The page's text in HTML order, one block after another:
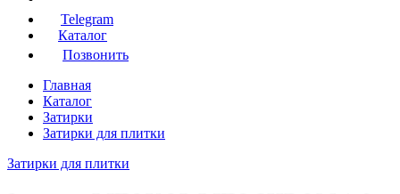
Telegram
Каталог
Позвонить
Главная
Каталог
Затирки
Затирки для плитки
Затирки для плитки